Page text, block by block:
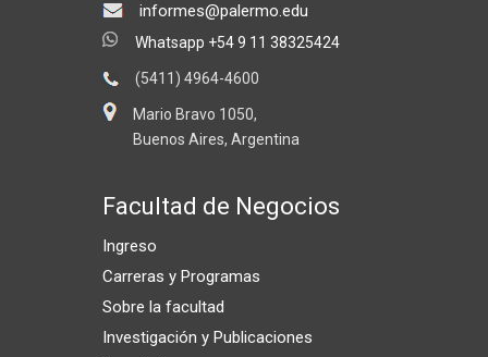
informes@palermo.edu
Whatsapp +54 9 11 38325424
(5411) 4964-4600
Mario Bravo 1050,
Buenos Aires, Argentina
Facultad de Negocios
Ingreso
Carreras y Programas
Sobre la facultad
Investigación y Publicaciones